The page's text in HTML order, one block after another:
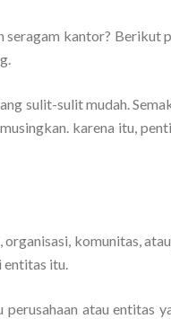
kantor? Berikut
sulit-sulit mudah.
karena itu,
komunitas,
entitas itu.
atau entitas